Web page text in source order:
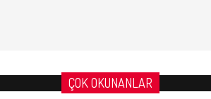
ÇOK OKUNANLAR